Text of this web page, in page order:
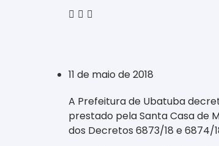
11 de maio de 2018
A Prefeitura de Ubatuba
prestado pela Santa Casa de
dos Decretos 6873/18 e 6874/